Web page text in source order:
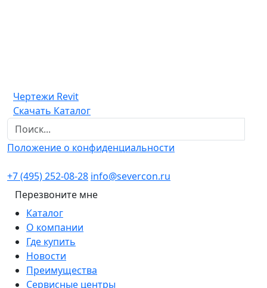
Чертежи Revit
Скачать Каталог
Положение о конфиденциальности
+7 (495) 252-08-28 info@severcon.ru
Перезвоните мне
Каталог
О компании
Где купить
Новости
Преимущества
Сервисные центры